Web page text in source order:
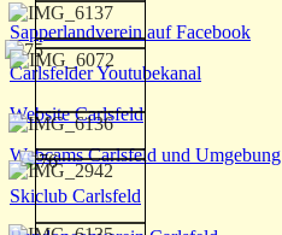
Sapperlandverein auf Facebook
Carlsfelder Youtubekanal
Website Carlsfeld
Webcams Carlsfeld und Umgebung
Skiclub Carlsfeld